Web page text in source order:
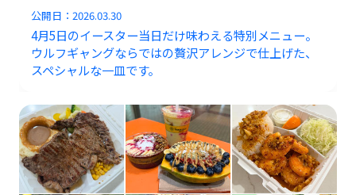
公開日：2026.03.30
4月5日のイースター当日だけ味わえる特別メニュー。
ウルフギャングならではの贅沢アレンジで仕上げた、
スペシャルな一皿です。